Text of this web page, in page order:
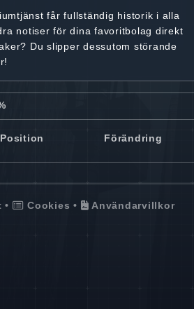
fårfullständig historik i alla
notiser för dina favoritbolag direkt
Du slipper dessutom störande
Position Förändring
• Cookies • Användarvillkor